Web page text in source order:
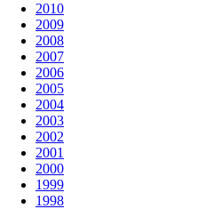
2010
2009
2008
2007
2006
2005
2004
2003
2002
2001
2000
1999
1998